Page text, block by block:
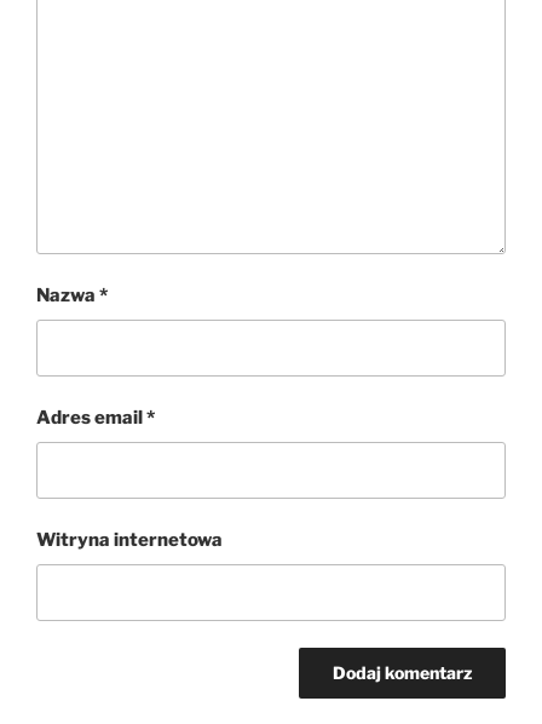
Nazwa *
Adres email *
Witryna internetowa